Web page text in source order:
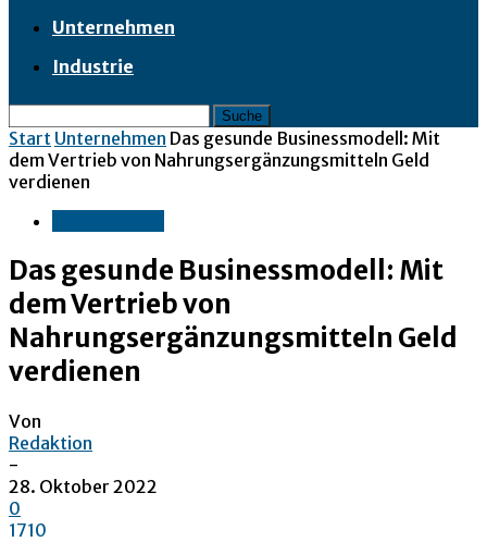
Unternehmen
Industrie
Start Unternehmen Das gesunde Businessmodell: Mit
dem Vertrieb von Nahrungsergänzungsmitteln Geld
verdienen
Das gesunde Businessmodell: Mit
dem Vertrieb von
Nahrungsergänzungsmitteln Geld
verdienen
Von
Redaktion
-
28. Oktober 2022
0
1710